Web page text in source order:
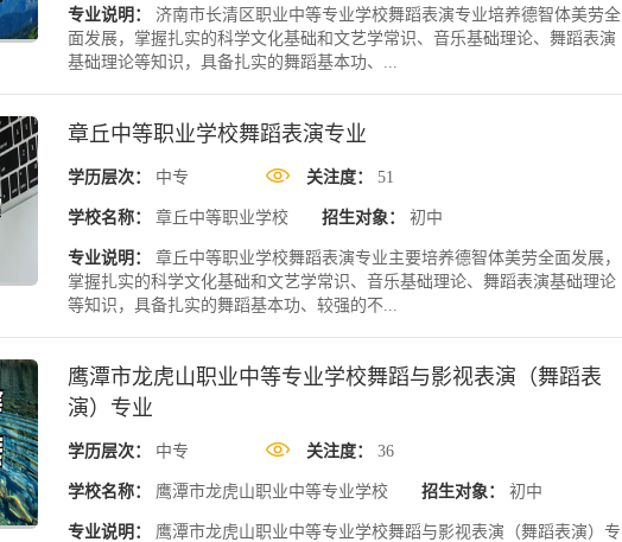
专业说明：
济南市长清区职业中等专业学校舞蹈表演专业培养德智体美劳全
面发展，掌握扎实的科学文化基础和文艺学常识、音乐基础理论、舞蹈表演
基础理论等知识，具备扎实的舞蹈基本功、...
章丘中等职业学校舞蹈表演专业
学历层次： 中专 关注度： 51
学校名称： 章丘中等职业学校 招生对象： 初中
专业说明：
章丘中等职业学校舞蹈表演专业主要培养德智体美劳全面发展，
掌握扎实的科学文化基础和文艺学常识、音乐基础理论、舞蹈表演基础理论
等知识，具备扎实的舞蹈基本功、较强的不...
鹰潭市龙虎山职业中等专业学校舞蹈与影视表演（舞蹈表
演）专业
学历层次： 中专 关注度： 36
学校名称： 鹰潭市龙虎山职业中等专业学校 招生对象： 初中
专业说明：
鹰潭市龙虎山职业中等专业学校舞蹈与影视表演（舞蹈表演）专